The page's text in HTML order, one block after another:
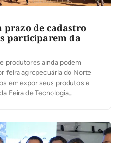
prazo de cadastro
participarem da
produtores ainda podem
feira agropecuária do Norte
em expor seus produtos e
Feira de Tecnologia
o dia 11 de abril, […]